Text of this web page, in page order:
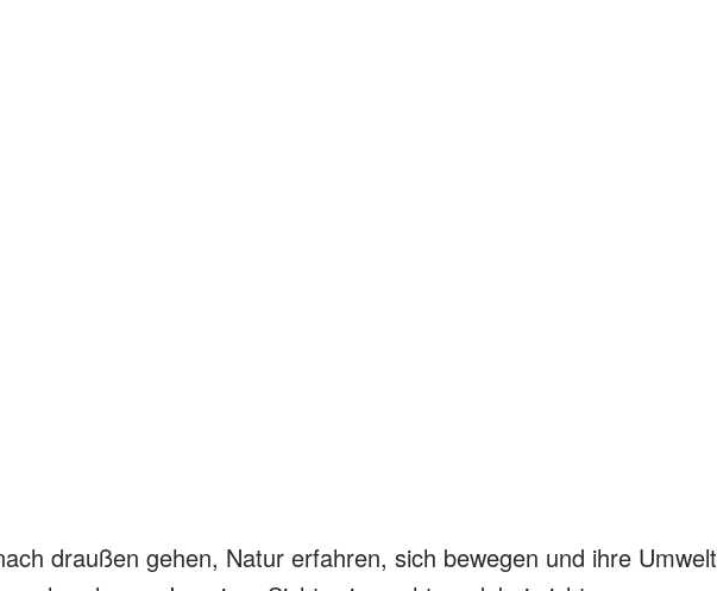
draußen gehen, Natur erfahren, sich bewegen und ihre Umwelt